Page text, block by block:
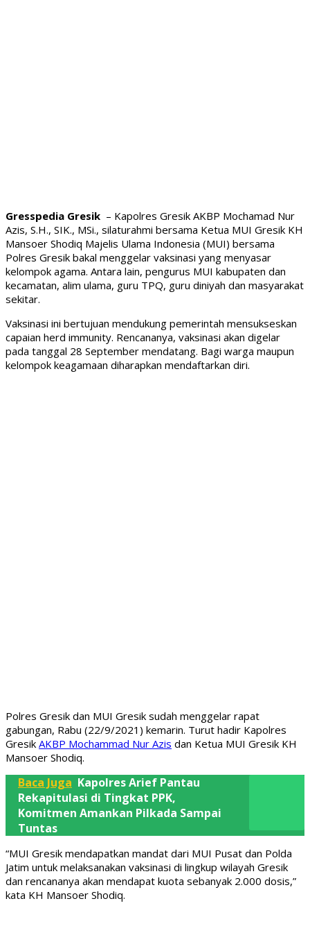
Gresspedia Gresik – Kapolres Gresik AKBP Mochamad Nur
Azis, S.H., SIK., MSi., silaturahmi bersama Ketua MUI Gresik KH
Mansoer Shodiq Majelis Ulama Indonesia (MUI) bersama
Polres Gresik bakal menggelar vaksinasi yang menyasar
kelompok agama. Antara lain, pengurus MUI kabupaten dan
kecamatan, alim ulama, guru TPQ, guru diniyah dan masyarakat
sekitar.
Vaksinasi ini bertujuan mendukung pemerintah mensukseskan
capaian herd immunity. Rencananya, vaksinasi akan digelar
pada tanggal 28 September mendatang. Bagi warga maupun
kelompok keagamaan diharapkan mendaftarkan diri.
Polres Gresik dan MUI Gresik sudah menggelar rapat
gabungan, Rabu (22/9/2021) kemarin. Turut hadir Kapolres
Gresik AKBP Mochammad Nur Azis dan Ketua MUI Gresik KH
Mansoer Shodiq.
Baca Juga Kapolres Arief Pantau
Rekapitulasi di Tingkat PPK,
Komitmen Amankan Pilkada Sampai
Tuntas
“MUI Gresik mendapatkan mandat dari MUI Pusat dan Polda
Jatim untuk melaksanakan vaksinasi di lingkup wilayah Gresik
dan rencananya akan mendapat kuota sebanyak 2.000 dosis,”
kata KH Mansoer Shodiq.